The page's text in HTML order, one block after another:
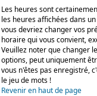
Les heures sont
les heures affichées dans
vous devriez changer vos
horaire qui vous convient,
Veuillez noter que changer
options, peut uniquement
vous n'êtes pas enregistré,
le jeu de mots !
Revenir en haut de page